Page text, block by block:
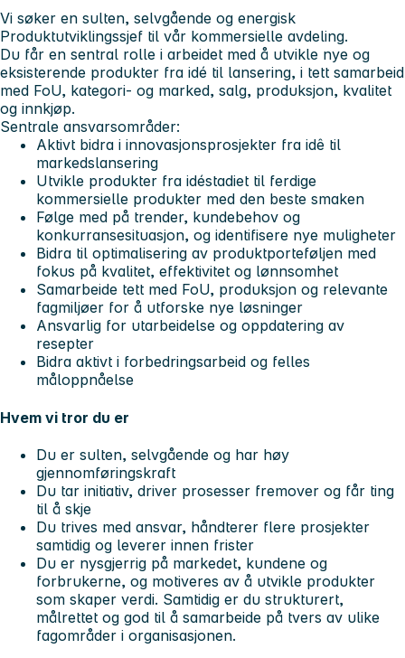
Vi søker en sulten, selvgående og energisk
Produktutviklingssjef til vår kommersielle avdeling.
Du får en sentral rolle i arbeidet med å utvikle nye og
eksisterende produkter fra idé til lansering, i tett samarbeid
med FoU, kategori- og marked, salg, produksjon, kvalitet
og innkjøp.
Sentrale ansvarsområder:
Aktivt bidra i innovasjonsprosjekter fra idê til
markedslansering
Utvikle produkter fra idéstadiet til ferdige
kommersielle produkter med den beste smaken
Følge med på trender, kundebehov og
konkurransesituasjon, og identifisere nye muligheter
Bidra til optimalisering av produktporteføljen med
fokus på kvalitet, effektivitet og lønnsomhet
Samarbeide tett med FoU, produksjon og relevante
fagmiljøer for å utforske nye løsninger
Ansvarlig for utarbeidelse og oppdatering av
resepter
Bidra aktivt i forbedringsarbeid og felles
måloppnåelse
Hvem vi tror du er
Du er sulten, selvgående og har høy
gjennomføringskraft
Du tar initiativ, driver prosesser fremover og får ting
til å skje
Du trives med ansvar, håndterer flere prosjekter
samtidig og leverer innen frister
Du er nysgjerrig på markedet, kundene og
forbrukerne, og motiveres av å utvikle produkter
som skaper verdi. Samtidig er du strukturert,
målrettet og god til å samarbeide på tvers av ulike
fagområder i organisasjonen.